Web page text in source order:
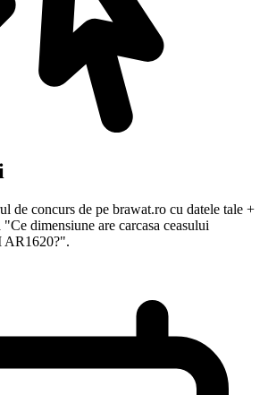
de concurs de pe brawat.ro cu datele tale +
dimensiune are carcasa ceasului